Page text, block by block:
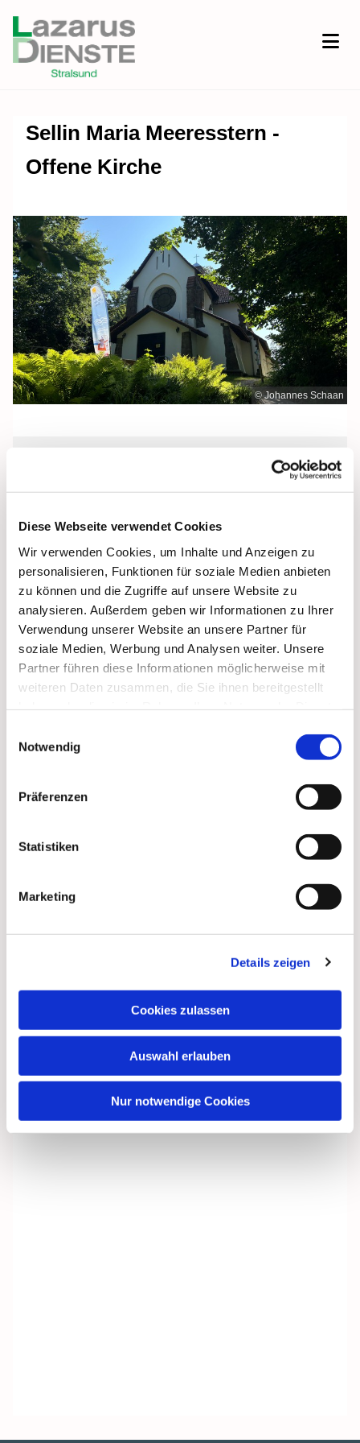
Diese Webseite verwendet Cookies
Wir verwenden Cookies, um Inhalte und Anzeigen zu
personalisieren, Funktionen für soziale Medien anbieten
zu können und die Zugriffe auf unsere Website zu
analysieren. Außerdem geben wir Informationen zu Ihrer
Verwendung unserer Website an unsere Partner für
soziale Medien, Werbung und Analysen weiter. Unsere
Partner führen diese Informationen möglicherweise mit
weiteren Daten zusammen, die Sie ihnen bereitgestellt
Notwendig
Präferenzen
Statistiken
Marketing
Details zeigen
Cookies zulassen
Auswahl erlauben
Nur notwendige Cookies
Sellin Maria Meeresstern -
Offene Kirche
© Johannes Schaan
Dienstag, 8. September 2026, 12:00
Maria Meeresstern, Sellin, Hochufer /
Waldweg, 18586 Sellin
interessieren